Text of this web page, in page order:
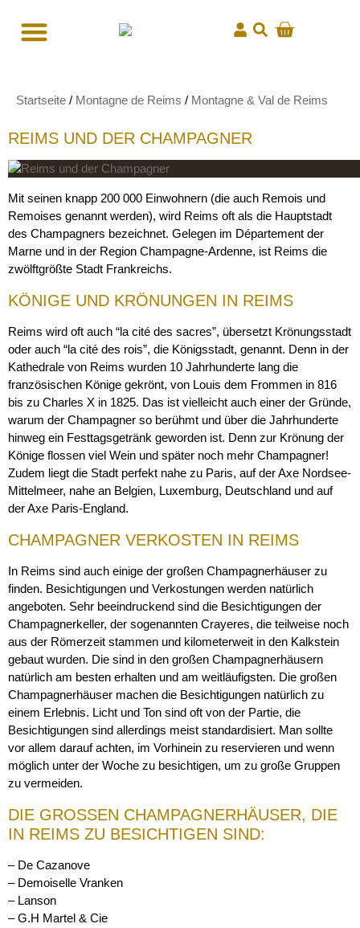
Startseite / Montagne de Reims / Montagne & Val de Reims
REIMS UND DER CHAMPAGNER
Mit seinen knapp 200 000 Einwohnern (die auch Remois und
Remoises genannt werden), wird Reims oft als die Hauptstadt
des Champagners bezeichnet. Gelegen im Département der
Marne und in der Region Champagne-Ardenne, ist Reims die
zwölftgrößte Stadt Frankreichs.
KÖNIGE UND KRÖNUNGEN IN REIMS
Reims wird oft auch “la cité des sacres”, übersetzt Krönungsstadt
oder auch “la cité des rois”, die Königsstadt, genannt. Denn in der
Kathedrale von Reims wurden 10 Jahrhunderte lang die
französischen Könige gekrönt, von Louis dem Frommen in 816
bis zu Charles X in 1825. Das ist vielleicht auch einer der Gründe,
warum der Champagner so berühmt und über die Jahrhunderte
hinweg ein Festtagsgetränk geworden ist. Denn zur Krönung der
Könige flossen viel Wein und später noch mehr Champagner!
Zudem liegt die Stadt perfekt nahe zu Paris, auf der Axe Nordsee-
Mittelmeer, nahe an Belgien, Luxemburg, Deutschland und auf
der Axe Paris-England.
CHAMPAGNER VERKOSTEN IN REIMS
In Reims sind auch einige der großen Champagnerhäuser zu
finden. Besichtigungen und Verkostungen werden natürlich
angeboten. Sehr beeindruckend sind die Besichtigungen der
Champagnerkeller, der sogenannten Crayeres, die teilweise noch
aus der Römerzeit stammen und kilometerweit in den Kalkstein
gebaut wurden. Die sind in den großen Champagnerhäusern
natürlich am besten erhalten und am weitläufigsten. Die großen
Champagnerhäuser machen die Besichtigungen natürlich zu
einem Erlebnis. Licht und Ton sind oft von der Partie, die
Besichtigungen sind allerdings meist standardisiert. Man sollte
vor allem darauf achten, im Vorhinein zu reservieren und wenn
möglich unter der Woche zu besichtigen, um zu große Gruppen
zu vermeiden.
DIE GROSSEN CHAMPAGNERHÄUSER, DIE I
N REIMS ZU BESICHTIGEN SIND:
– De Cazanove
– Demoiselle Vranken
– Lanson
– G.H Martel & Cie